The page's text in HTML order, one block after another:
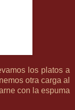
los platos a
otra carga al
con la espuma